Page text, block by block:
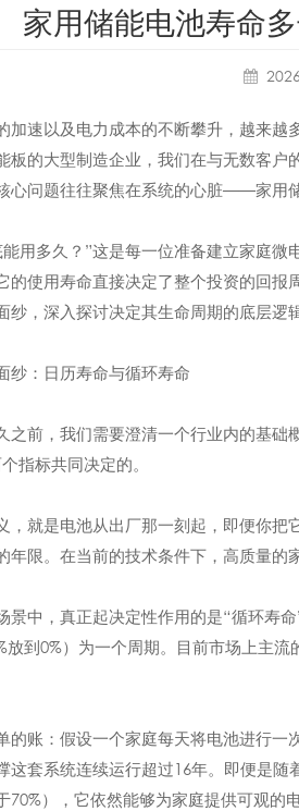
家用储能电池寿命
加速以及电力成本的不断攀升，越来
板的大型制造企业，我们在与无数客
心问题往往聚焦在系统的心脏——家用储
用多久？”这是每一位准备建立家庭
的使用寿命直接决定了整个投资的回
纱，深入探讨决定其生命周期的底层逻辑
纱：日历寿命与循环寿命
之前，我们需要澄清一个行业内的基
指标共同决定的。
，就是电池从出厂那一刻起，即便你
年限。在当前的技术条件下，高质量的
景中，真正起决定性作用的是“循环寿
放到0%）为一个周期。目前市场上主
的账：假设一个家庭每天将电池进行
这套系统连续运行超过16年。即便是
70%），它依然能够为家庭提供可观的